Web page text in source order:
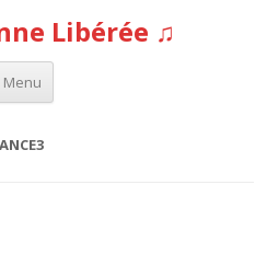
Libérée ♫
Menu
Aller au contenu